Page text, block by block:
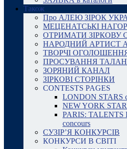
Також
Про АЛЕЮ ЗІРОК
МЕЦЕНАТСЬКІ
ОТРИМАТИ ЗІРКОВУ
НАРОДНИЙ АРТИСТ
ТВОРЧІ
ПРОСУВАННЯ
ЗОРЯНИЙ КАНАЛ
ЗІРКОВІ СТОРІНКИ
CONTESTS PAGES
LONDON STARS
NEW YORK
PARIS: TALENTS
concours
СУЗІР’Я КОНКУРСІВ
КОНКУРСИ В СВІТІ